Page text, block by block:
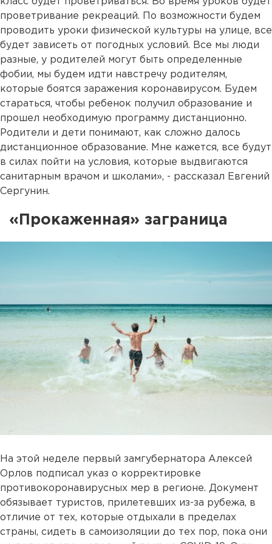
проветривание рекреаций. По возможности будем
проводить уроки физической культуры на улице, все
будет зависеть от погодных условий. Все мы люди
разные, у родителей могут быть определенные
фобии, мы будем идти навстречу родителям,
которые боятся заражения коронавирусом. Будем
стараться, чтобы ребенок получил образование и
прошел необходимую программу дистанционно.
Родители и дети понимают, как сложно далось
дистанционное образование. Мне кажется, все будут
в силах пойти на условия, которые выдвигаются
санитарным врачом и школами», - рассказал Евгений
Сергунин.
«Прокаженная» заграница
На этой неделе первый замгубернатора Алексей
Орлов подписал указ о корректировке
противокоронавирусных мер в регионе. Документ
обязывает туристов, прилетевших из-за рубежа, в
отличие от тех, которые отдыхали в пределах
страны, сидеть в самоизоляции до тех пор, пока они